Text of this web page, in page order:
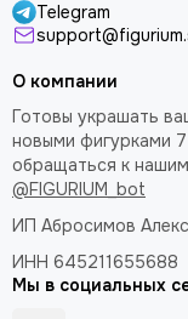
Telegram
О компании
Готовы украшать
новыми фигурками
обращаться к
@FIGURIUM_bot
ИП Абросимов
ИНН 645211655688
Мы в социальных